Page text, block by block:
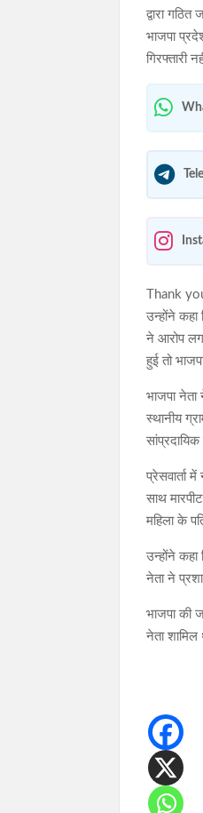
द्वारा
भाजपा
गिरफ्तारी
Thank
उन्होंने कहा
ने आरोप
हुई तो
भाजपा
स्थानीय
प्रेसवार्ता
साथ
महिला के
उन्होंने
नेता ने
भाजपा की
नेता